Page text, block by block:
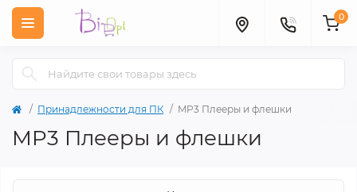
0
Принадлежности для ПК MP3 Плееры и флешки
MP3 Плееры и флешки